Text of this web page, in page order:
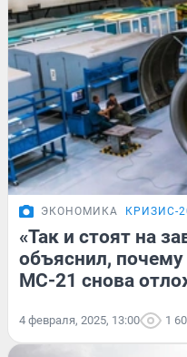
ЭКОНОМИКА КРИЗИС-
«Так и стоят на
объяснил,
МС-21 снова
4 февраля, 2025, 13:00 1